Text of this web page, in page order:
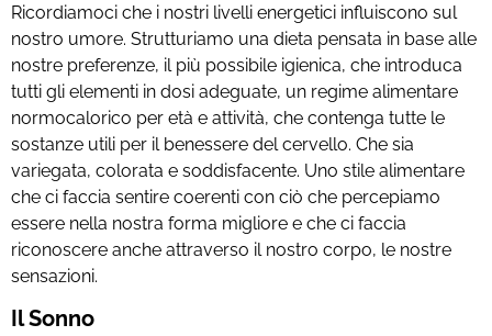
Ricordiamoci che i nostri livelli energetici influiscono sul
nostro umore. Strutturiamo una dieta pensata in base alle
nostre preferenze, il più possibile igienica, che introduca
tutti gli elementi in dosi adeguate, un regime alimentare
normocalorico per età e attività, che contenga tutte le
sostanze utili per il benessere del cervello. Che sia
variegata, colorata e soddisfacente. Uno stile alimentare
che ci faccia sentire coerenti con ciò che percepiamo
essere nella nostra forma migliore e che ci faccia
riconoscere anche attraverso il nostro corpo, le nostre
sensazioni.
Il Sonno